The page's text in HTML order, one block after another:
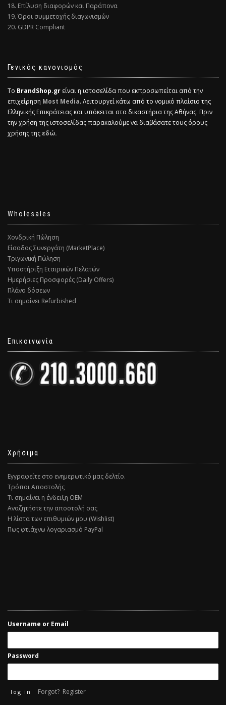
18. Επίλυση διαφορών και Παράπονα
19. Όροι συμμετοχής διαγωνισμών
20. GDPR Compliant
Γενικός κανονισμός
Το BrandShop.gr είναι η ιστοσελίδα που εκπροσωπείται από την
επιχείρηση Most Media. Λειτουργεί κάτω από το νομικό πλαίσιο της
Ελληνικής Επικράτειας και υπόκειται στα δικαστήρια της Αθήνας. Πριν
την χρήση της ιστοσελίδας παρακαλούμε να διαβάσατε τους όρους
χρήσης τηςεδώ.
Wholesales
Χονδρική Πώληση
Είσοδος Συνεργάτη (MarketPlace)
Τριγωνική Πώληση
Υποστήριξη Εταιρικών Πελατών
Ημερήσιες Προσφορές (Daily Offers)
Πλάνο δόσεων
Τι σημαίνει Refurbished
Επικοινωνία
Χρήσιμα
Εγγραφείτε στο ενημερωτικό μας δελτίο.
Τρόποι Αποστολής
Τι σημαίνει η ένδειξη ΟΕΜ
Αναζητήστε την αποστολή σας
Η λίστα των επιθυμιών μου (Wishlist)
Πως φτιάχνω λογαριασμό PayPal
Username or Email
Password
Forgot? Register